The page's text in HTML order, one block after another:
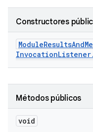
Constructores
ModuleResultsAnd
InvocationListener.
Métodos públicos
void